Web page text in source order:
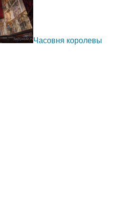
Часовня королевы